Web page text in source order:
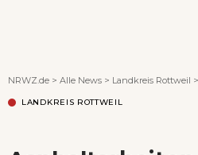
NRWZ.de > Alle News > Landkreis Rottweil >
LANDKREIS ROTTWEIL